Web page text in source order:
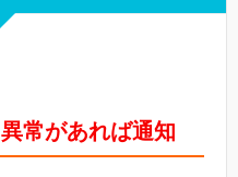
異常があれば通知